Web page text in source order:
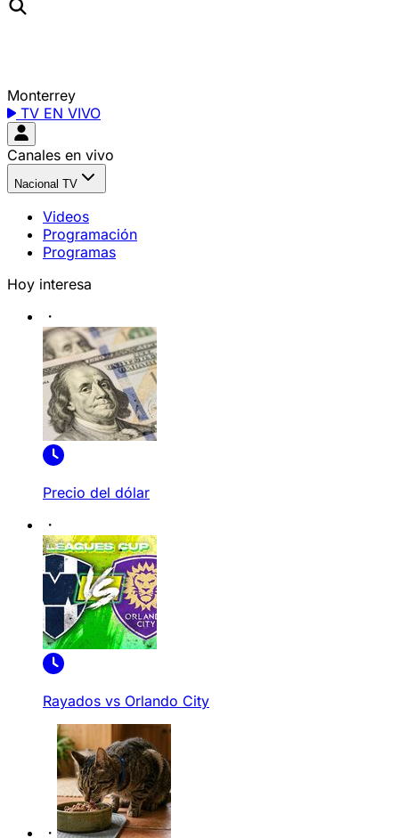
Monterrey
TV EN VIVO
Canales en vivo
Nacional TV
Videos
Programación
Programas
Hoy interesa
Precio del dólar
Rayados vs Orlando City